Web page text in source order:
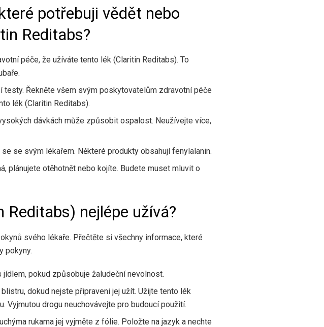
potřebuji vědět nebo
Reditabs?
péče, že užíváte tento lék (Claritin Reditabs). To
testy. Řekněte všem svým poskytovatelům zdravotní péče
lék (Claritin Reditabs).
dávkách může způsobit ospalost. Neužívejte více,
se svým lékařem. Některé produkty obsahují fenylalanin.
plánujete otěhotnět nebo kojíte. Budete muset mluvit o
nejlépe užívá?
svého lékaře. Přečtěte si všechny informace, které
pokyny.
pokud způsobuje žaludeční nevolnost.
dokud nejste připraveni jej užít. Užijte tento lék
Vyjmutou drogu neuchovávejte pro budoucí použití.
rukama jej vyjměte z fólie. Položte na jazyk a nechte